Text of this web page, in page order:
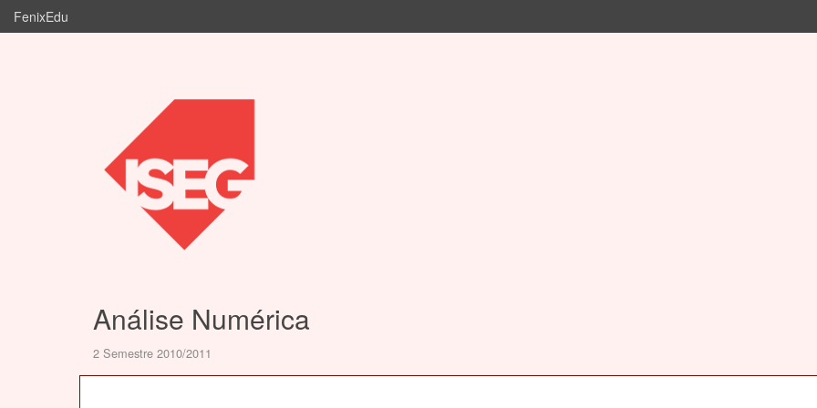
FenixEdu
Análise Numérica
2 Semestre 2010/2011